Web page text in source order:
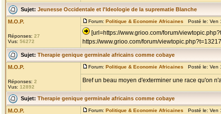
Sujet: Jeunesse Occidentale et l'Ideologie de la suprematie Blanche
M.O.P.
Réponses: 27
Vus: 56272
Forum: Politique & Economie Africaines Posté le: Ven
[url=https://www.grioo.com/forum/
https://www.grioo.com/forum/viewtopic.php?t=13217
Sujet: Therapie genique germinale africains comme cobaye
M.O.P.
Réponses: 2
Vus: 12892
Forum: Politique & Economie Africaines Posté le: Ven
Bref un beau moyen d'exterminer une race qu'on
Sujet: Therapie genique germinale africains comme cobaye
M.O.P. Forum: Politique & Economie Africaines Posté le: Ven